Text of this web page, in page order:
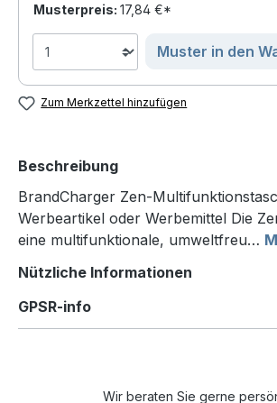
Musterpreis: 17,84 €*
Muster in den
Zum Merkzettel hinzufügen
Beschreibung
BrandCharger Zen-
Werbeartikel oder Werbemittel Die
eine multifunktionale, umweltfreu…
Nützliche Informationen
GPSR-info
Wir beraten Sie gerne